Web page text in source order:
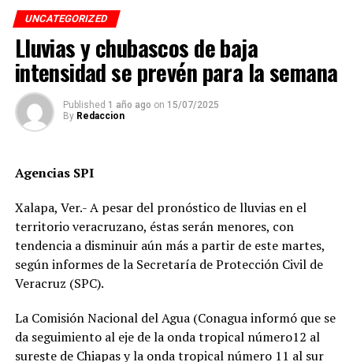
en la avenida 12, entre calles 7 y 9, en la colonia Centro,
cuando se dirigía a descargar mercancía en el mercado
Revolución.
Pese a que el presunto responsable fue detenido,
familiares de la víctima denuncian que la investigación
fue manipulada.
de alterar la escena del accidente y orientar el peritaje
liberación del operador del camión.
Además, acusan que las solicitudes de videos de las
cámaras del C4, así como de comercios y viviendas
cercanas, han sido ignoradas o negadas. Testigos
por temor a represalias.
UNCATEGORIZED
Lluvias y chubascos de baja
intensidad se prevén para la semana
Published 1 año ago on 15/07/2025
By Redaccion
Agencias SPI
Xalapa, Ver.- A pesar del pronóstico de lluvias en el
territorio veracruzano, éstas serán menores, con
tendencia a disminuir aún más a partir de este martes,
según informes de la Secretaría de Protección Civil de
Veracruz (SPC).
La Comisión Nacional del Agua (Conagua informó que se
da seguimiento al eje de la onda tropical número12 al
sureste de Chiapas y la onda tropical número 11 al sur